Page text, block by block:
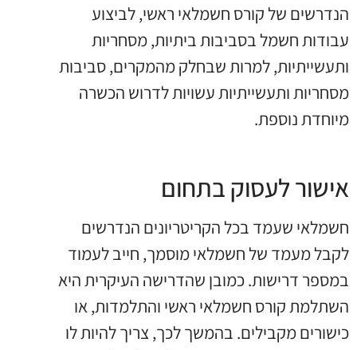
הנדרשים של קורס חשמלאי ראשי, לביצוע
עבודות חשמל בסביבות ביתיות, מסחריות
ותעשייתיות, למרות שבחלק מהמקרים, סביבות
מסחריות ותעשייתיות עשויות לדרוש הכשרה
מיוחדת נוספת.
אישור לעסוק בתחום
חשמלאי שעמד בכל הקריטריונים הנדרשים
לקבל מעמד של חשמלאי מוסמך, חייב לעמוד
במספר דרישות. כמובן שהדרישה העיקרית היא
השתלמת קורס חשמלאי ראשי והתלמדות, או
כישורים מקבילים. בהמשך לכך, צריך להיות לו